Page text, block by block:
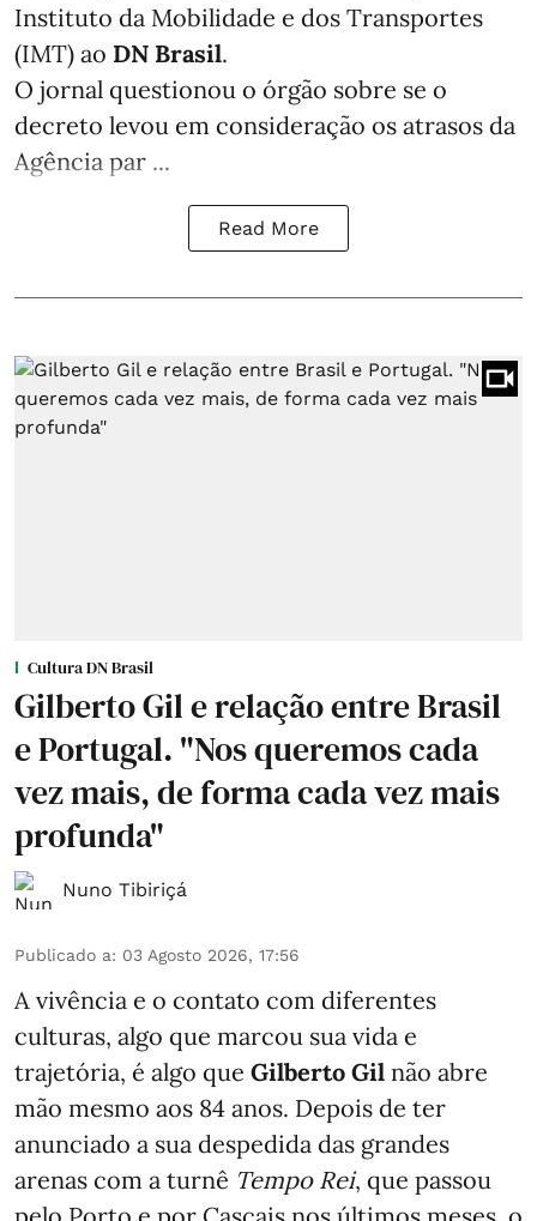
Instituto da Mobilidade e dos Transportes
(IMT) ao DN Brasil.
O jornal questionou o órgão sobre se o
decreto levou em consideração os atrasos da
Agência par ...
Read More
Cultura DN Brasil
Gilberto Gil e relação entre Brasil
e Portugal. "Nos queremos cada
vez mais, de forma cada vez mais
profunda"
Nuno Tibiriçá
Publicado a: 03 Agosto 2026, 17:56
A vivência e o contato com diferentes
culturas, algo que marcou sua vida e
trajetória, é algo que Gilberto Gil não abre
mão mesmo aos 84 anos. Depois de ter
anunciado a sua despedida das grandes
arenas com a turnê Tempo Rei, que passou